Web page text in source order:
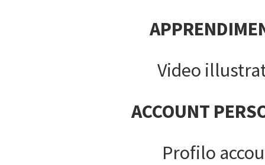
Video
ACCOUNT
Profilo